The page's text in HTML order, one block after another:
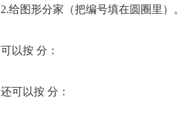
2.给图形分家（把编号填在圆圈里）。
可以按 分：
还可以按 分：